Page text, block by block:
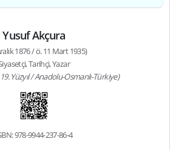
Yusuf Akçura
1876 / ö. 11 Mart 1935)
Tarihçi, Yazar
Yüzyıl / Anadolu-Osmanlı-Türkiye)
978-9944-237-86-4